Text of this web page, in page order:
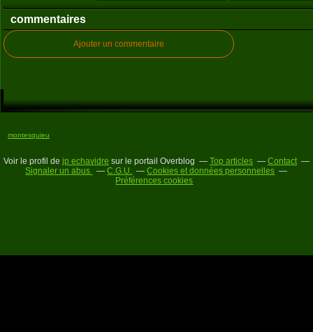
commentaires
Ajouter un commentaire
montesquieu
Voir le profil de jp echavidre sur le portail Overblog Top articles
Contact
Signaler un abus
C.G.U.
Cookies et données personnelles
Préférences cookies